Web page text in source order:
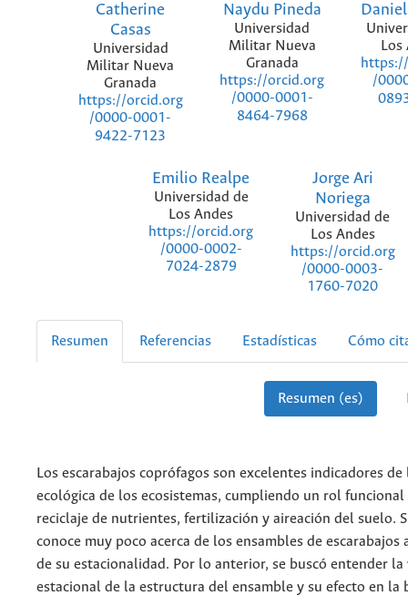
Catherine
Casas
Universidad
Militar Nueva
Granada
https://orcid.org
/0000-0001-
9422-7123
Naydu Pineda
Universidad
Militar Nueva
Granada
https://orcid.org
/0000-0001-
8464-7968
Los
/
Emilio Realpe
Universidad de
Los Andes
https://orcid.org
/0000-0002-
7024-2879
Jorge Ari
Noriega
Universidad de
Los Andes
https://orcid.org
/0000-0003-
1760-7020
Resumen Referencias Estadísticas Cómo
Resumen (es)
Los escarabajos coprófagos son excelentes indicadores
ecológica de los ecosistemas, cumpliendo un rol funcional
reciclaje de nutrientes, fertilización y aireación del suelo.
conoce muy poco acerca de los ensambles de escarabajos
de su estacionalidad. Por lo anterior, se buscó entender la
estacional de la estructura del ensamble y su efecto en la